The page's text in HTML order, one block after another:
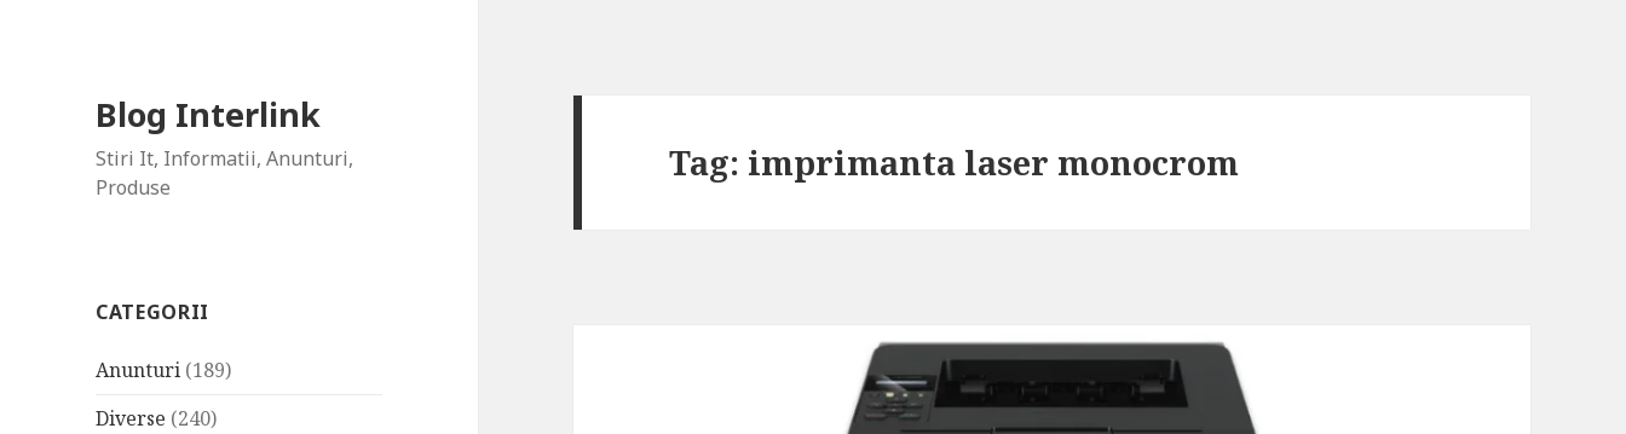
Blog Interlink
Stiri It, Informatii, Anunturi,
Produse
CATEGORII
Anunturi (189)
Diverse (240)
Tag: imprimanta laser monocrom